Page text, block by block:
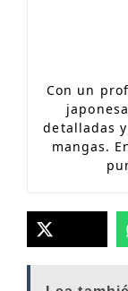
Con un
detalladas
mangas.